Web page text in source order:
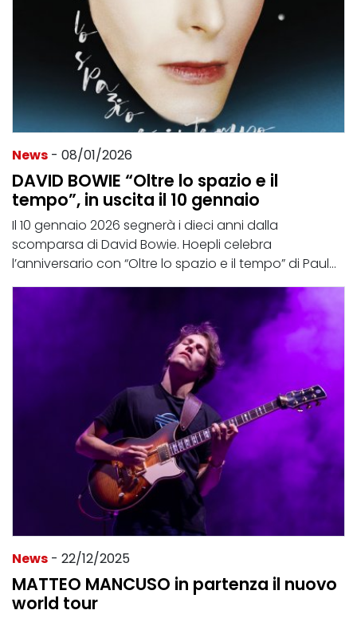
News - 08/01/2026
DAVID BOWIE “Oltre lo spazio e il
tempo”, in uscita il 10 gennaio
Il 10 gennaio 2026 segnerà i dieci anni dalla
scomparsa di David Bowie. Hoepli celebra
l’anniversario con “Oltre lo spazio e il tempo” di Paul...
News - 22/12/2025
MATTEO MANCUSO in partenza il nuovo
world tour